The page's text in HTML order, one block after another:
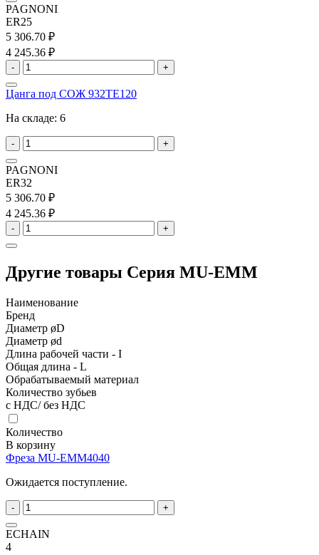
PAGNONI
ER25
5 306.70 ₽
4 245.36 ₽
- +
Цанга под СОЖ 932TE120
На складе: 6
- +
PAGNONI
ER32
5 306.70 ₽
4 245.36 ₽
- +
Другие товары Серия MU-EMM
Наименование
Бренд
Диаметр øD
Диаметр ød
Длина рабочей части - I
Общая длина - L
Обрабатываемый материал
Количество зубьев
с НДС/ без НДС
Количество
В корзину
Фреза MU-EMM4040
Ожидается поступление.
- +
ECHAIN
4